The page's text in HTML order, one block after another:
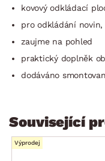
kovový odkládací
pro odkládání
zaujme na pohled
praktický doplněk
dodáváno
Související
Výprodej